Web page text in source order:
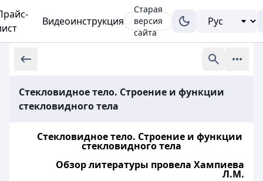
Видеоинструкция
Старая
версия
сайта
Стекловидное тело. Строение и функции
стекловидного тела
Стекловидное тело. Строение и функции
стекловидного тела
Обзор литературы провела Хампиева
Л.М.